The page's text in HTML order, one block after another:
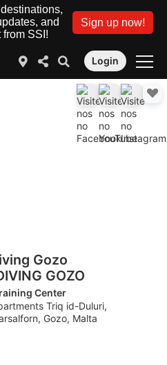
and
SSI!
Sign up now!
Login
Gozo
GOZO
Center
Triq id-Duluri,
Gozo, Malta